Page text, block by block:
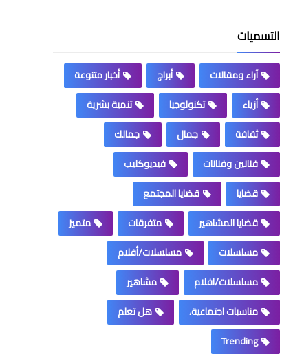
التسميات
آراء ومقالات أبراج
أخبار متنوعة
أزياء
تكنولوجيا
تنمية بشرية
ثقافة
جمال
جمالك
فنانين وفنانات
فيديوكليب
قضايا
قضايا المجتمع
قضايا المشاهير
متفرقات
متميز
مسلسلات
مسلسلات/أفلام
مسلسلات/افلام
مشاهير
مناسبات اجتماعية،
هل تعلم
Trending